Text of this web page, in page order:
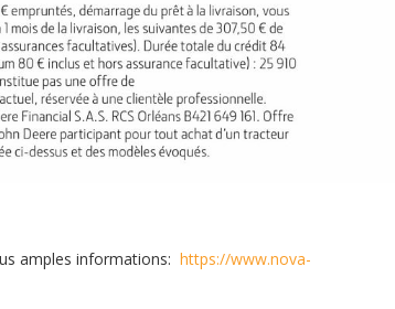
amples informations:https://www.nova-